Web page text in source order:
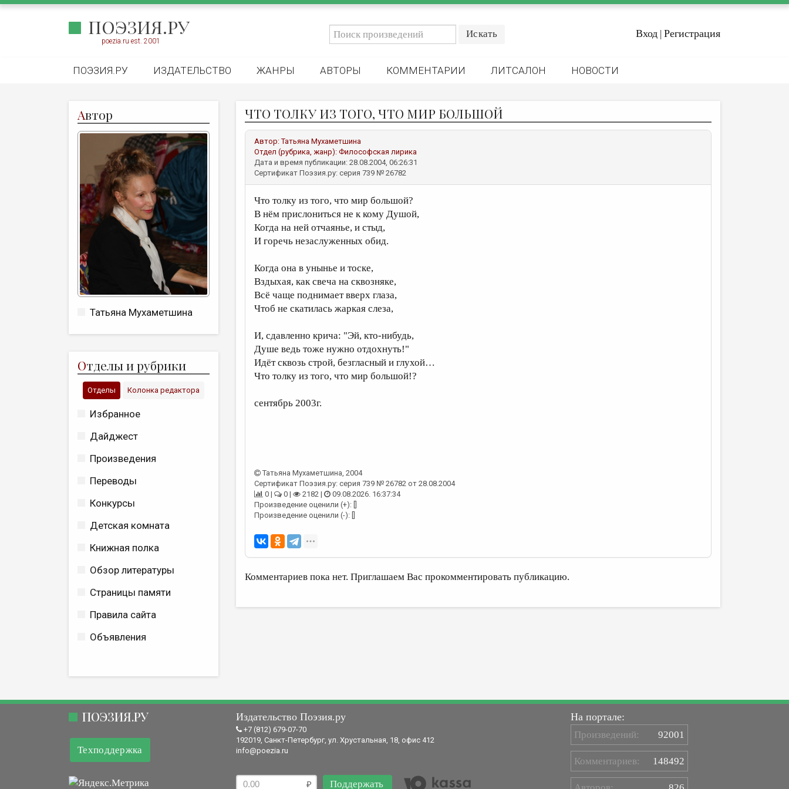
ПОЭЗИЯ.РУ
poezia.ru est. 2001
Вход | Регистрация
ПОЭЗИЯ.РУ ИЗДАТЕЛЬСТВО ЖАНРЫ АВТОРЫ КОММЕНТАРИИ ЛИТСАЛОН НОВОСТИ
Автор
Татьяна Мухаметшина
Отделы и рубрики
Отделы Колонка редактора
Избранное
Дайджест
Произведения
Переводы
Конкурсы
Детская комната
Книжная полка
Обзор литературы
Страницы памяти
Правила сайта
Объявления
ЧТО ТОЛКУ ИЗ ТОГО, ЧТО МИР БОЛЬШОЙ
Автор:Татьяна Мухаметшина
Отдел (рубрика, жанр): Философская лирика
Дата и время публикации: 28.08.2004, 06:26:31
Сертификат Поэзия.ру: серия 739 № 26782
Что толку из того, что мир большой?
В нём прислониться не к кому Душой,
Когда на ней отчаянье, и стыд,
И горечь незаслуженных обид.
Когда она в унынье и тоске,
Вздыхая, как свеча на сквозняке,
Всё чаще поднимает вверх глаза,
Чтоб не скатилась жаркая слеза,
И, сдавленно крича: "Эй, кто-нибудь,
Душе ведь тоже нужно отдохнуть!"
Идёт сквозь строй, безгласный и глухой…
Что толку из того, что мир большой!?
сентябрь 2003г.
Татьяна Мухаметшина, 2004
Сертификат Поэзия.ру: серия 739 № 26782 от 28.08.2004
0 |
0 | 2182 |
09.08.2026. 16:37:34
Произведение оценили (+): []
Произведение оценили (-): []
Комментариев пока нет. Приглашаем Вас прокомментировать публикацию.
ПОЭЗИЯ.РУ
Техподдержка
Издательство Поэзия.ру
+7 (812) 679-07-70
192019, Санкт-Петербург, ул. Хрустальная, 18, офис 412
info@poezia.ru
Поддержать
На портале:
Произведений: 92001
Комментариев: 148492